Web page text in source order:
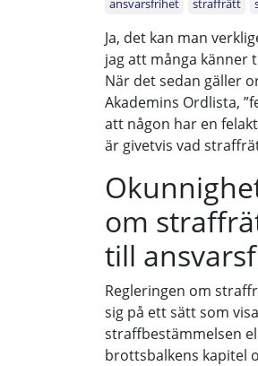
ansvarsfrihet straffrätt
Ja, det kan man
jag att många
När det sedan gäller
Akademins Ordlista,
att någon har en
är givetvis vad
om
till
Regleringen om
sig på ett sätt som
straffbestämmelsen
brottsbalkens kapitel